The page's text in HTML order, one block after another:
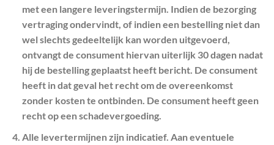
met een langere leveringstermijn. Indien de bezorging
vertraging ondervindt, of indien een bestelling niet dan
wel slechts gedeeltelijk kan worden uitgevoerd,
ontvangt de consument hiervan uiterlijk 30 dagen nadat
hij de bestelling geplaatst heeft bericht. De consument
heeft in dat geval het recht om de overeenkomst
zonder kosten te ontbinden. De consument heeft geen
recht op een schadevergoeding.
Alle levertermijnen zijn indicatief. Aan eventuele